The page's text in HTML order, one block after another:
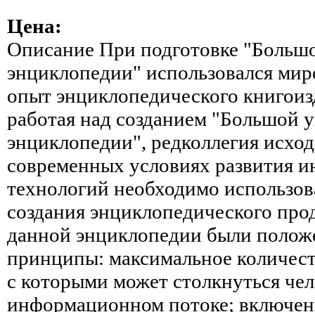
Цена:
Описание При подготовке
энциклопедии" использовался
опыт энциклопедического
работая над созданием "Большой
энциклопедии", редколлегия
современных условиях развития
технологий необходимо
создания энциклопедического
данной энциклопедии были
принципы: максимальное
с которыми может столкнуться
информационном потоке;